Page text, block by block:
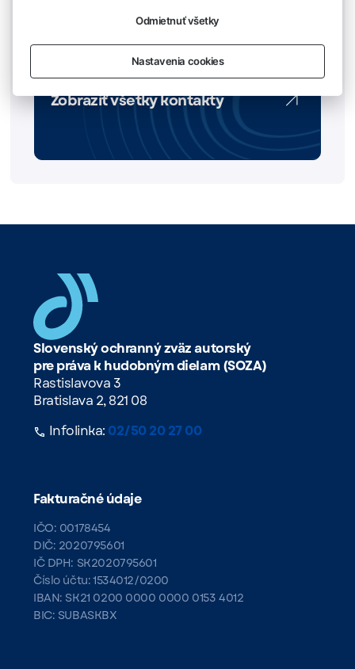
Zobraziť všetky kontakty
Slovenský ochranný zväz autorský
pre práva k hudobným dielam (SOZA)
Rastislavova 3
Bratislava 2, 821 08
Infolinka: 02/50 20 27 00
Fakturačné údaje
IČO: 00178454
DIČ: 2020795601
IČ DPH: SK2020795601
Číslo účtu: 1534012/0200
IBAN: SK21 0200 0000 0000 0153 4012
BIC: SUBASKBX
Odmietnuť všetky
Nastavenia cookies